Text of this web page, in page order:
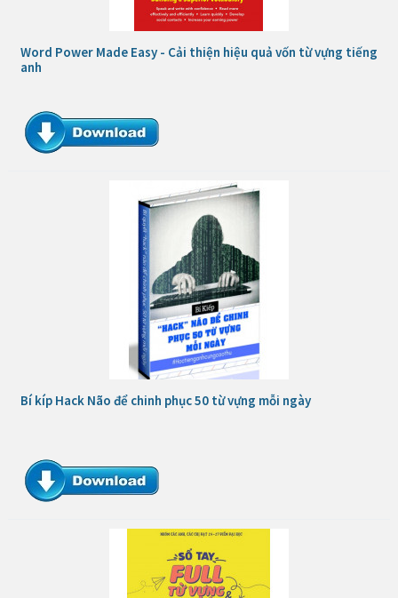
Word Power Made Easy - Cải thiện hiệu quả vốn từ vựng tiếng
anh
Bí kíp Hack Não để chinh phục 50 từ vựng mỗi ngày